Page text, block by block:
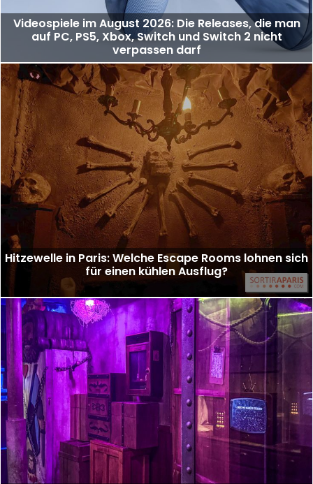
Videospiele im August 2026: Die Releases, die man
auf PC, PS5, Xbox, Switch und Switch 2 nicht
verpassen darf
Hitzewelle in Paris: Welche Escape Rooms lohnen sich
für einen kühlen Ausflug?